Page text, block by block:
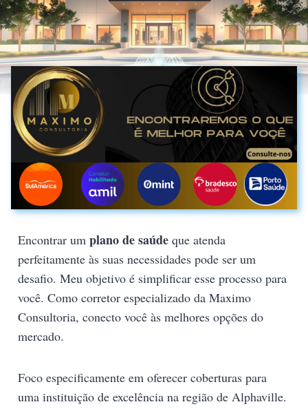
Encontrar um plano de saúde que atenda
perfeitamente às suas necessidades pode ser um
desafio. Meu objetivo é simplificar esse processo para
você. Como corretor especializado da Maximo
Consultoria, conecto você às melhores opções do
mercado.
Foco especificamente em oferecer coberturas para
uma instituição de excelência na região de Alphaville.